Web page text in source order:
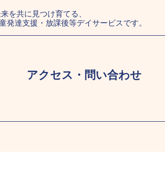
を共に見つけ育てる、
発達支援・放課後等デイサービスです。
アクセス・問い合わせ